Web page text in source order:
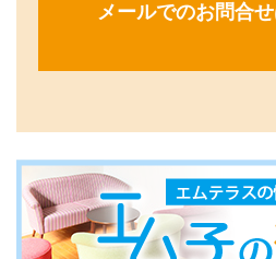
メールでのお問合